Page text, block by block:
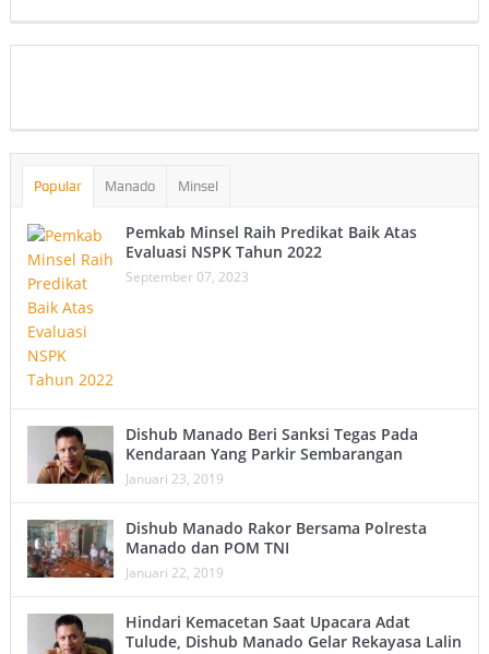
Popular Manado Minsel
Pemkab Minsel Raih Predikat Baik Atas
Evaluasi NSPK Tahun 2022
September 07, 2023
Dishub Manado Beri Sanksi Tegas Pada
Kendaraan Yang Parkir Sembarangan
Januari 23, 2019
Dishub Manado Rakor Bersama Polresta
Manado dan POM TNI
Januari 22, 2019
Hindari Kemacetan Saat Upacara Adat
Tulude, Dishub Manado Gelar Rekayasa Lalin